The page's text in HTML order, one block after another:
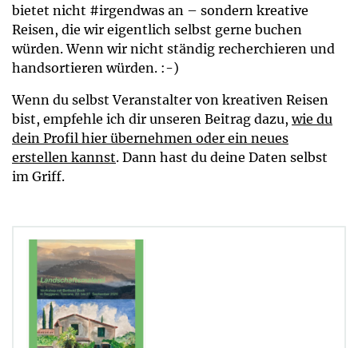
bietet nicht #irgendwas an – sondern kreative
Reisen, die wir eigentlich selbst gerne buchen
würden. Wenn wir nicht ständig recherchieren und
handsortieren würden. :-)
Wenn du selbst Veranstalter von kreativen Reisen
bist, empfehle ich dir unseren Beitrag dazu,wie du
dein Profil hier übernehmen oder ein neues
erstellen kannst. Dann hast du deine Daten selbst
im Griff.